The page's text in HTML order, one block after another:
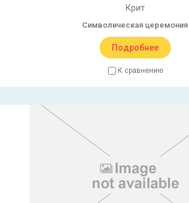
Крит
Символическая церемония
Подробнее
К сравнению